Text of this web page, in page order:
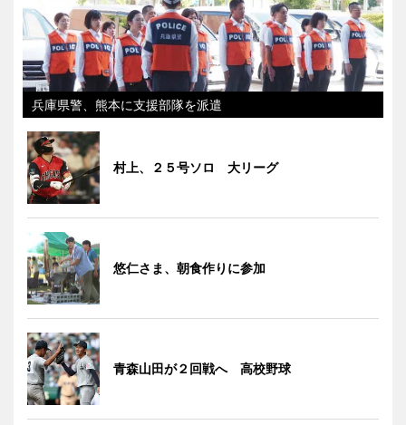
兵庫県警、熊本に支援部隊を派遣
村上、２５号ソロ 大リーグ
悠仁さま、朝食作りに参加
青森山田が２回戦へ 高校野球